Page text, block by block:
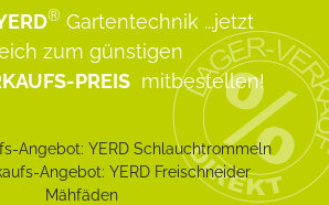
® Gartentechnik ...jetzt
zum günstigen
PREIS mitbestellen!